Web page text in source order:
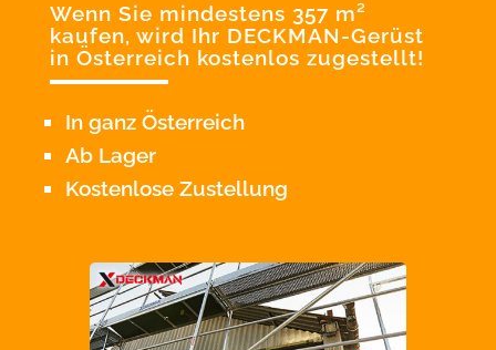
Wenn Sie mindestens 357 m²
kaufen, wird Ihr DECKMAN-Gerüst
in Österreich kostenlos zugestellt!
In ganz Österreich
Ab Lager
Kostenlose Zustellung